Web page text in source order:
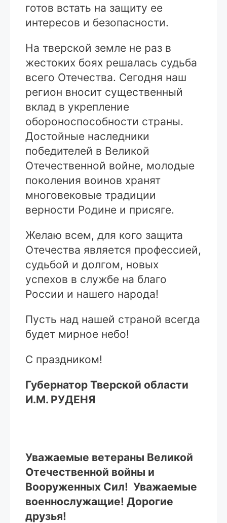
готов встать на защиту ее
интересов и безопасности.
На тверской земле не раз в
жестоких боях решалась судьба
всего Отечества. Сегодня наш
регион вносит существенный
вклад в укрепление
обороноспособности страны.
Достойные наследники
победителей в Великой
Отечественной войне, молодые
поколения воинов хранят
многовековые традиции
верности Родине и присяге.
Желаю всем, для кого защита
Отечества является профессией,
судьбой и долгом, новых
успехов в службе на благо
России и нашего народа!
Пусть над нашей страной всегда
будет мирное небо!
С праздником!
Губернатор Тверской области
И.М. РУДЕНЯ
Уважаемые ветераны Великой
Отечественной войны и
Вооруженных Сил! Уважаемые
военнослужащие! Дорогие
друзья!